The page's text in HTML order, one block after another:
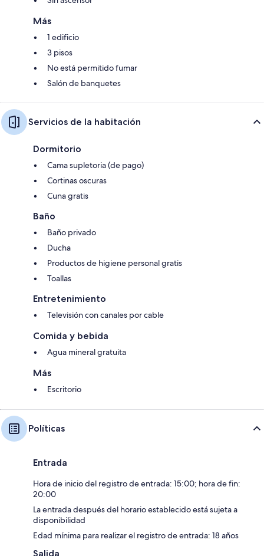
Más
1 edificio
3 pisos
No está permitido fumar
Salón de banquetes
Servicios de la habitación
Dormitorio
Cama supletoria (de pago)
Cortinas oscuras
Cuna gratis
Baño
Baño privado
Ducha
Productos de higiene personal gratis
Toallas
Entretenimiento
Televisión con canales por cable
Comida y bebida
Agua mineral gratuita
Más
Escritorio
Políticas
Entrada
Hora de inicio del registro de entrada: 15:00; hora de fin:
20:00
La entrada después del horario establecido está sujeta a
disponibilidad
Edad mínima para realizar el registro de entrada: 18 años
Salida